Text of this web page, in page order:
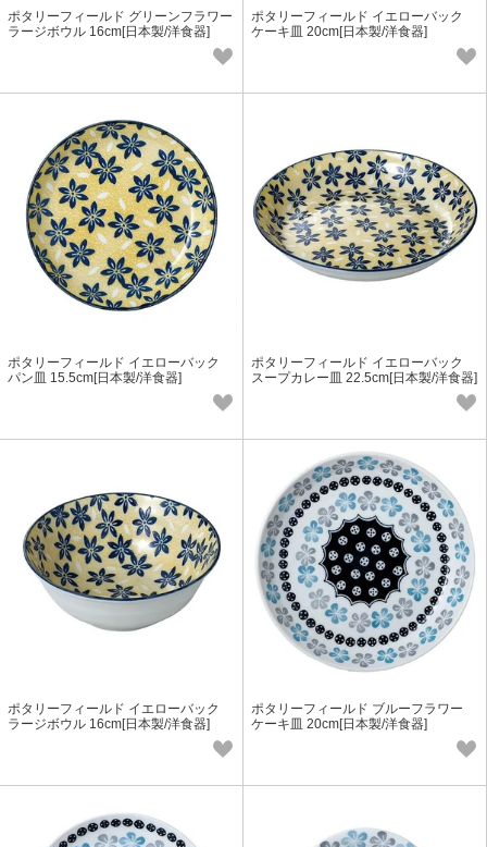
ポタリーフィールド グリーンフラワー
ラージボウル 16cm[日本製/洋食器]
ポタリーフィールド イエローバック
ケーキ皿 20cm[日本製/洋食器]
ポタリーフィールド イエローバック
パン皿 15.5cm[日本製/洋食器]
ポタリーフィールド イエローバック
スープカレー皿 22.5cm[日本製/洋食器]
ポタリーフィールド イエローバック
ラージボウル 16cm[日本製/洋食器]
ポタリーフィールド ブルーフラワー
ケーキ皿 20cm[日本製/洋食器]